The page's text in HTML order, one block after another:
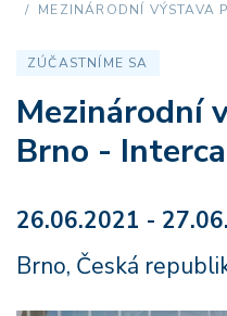
MEZINÁRODNÍ VÝSTAVA
ZÚČASTNÍME SA
Mezinárodní
Brno -
26.06.2021 -
Brno, Česká